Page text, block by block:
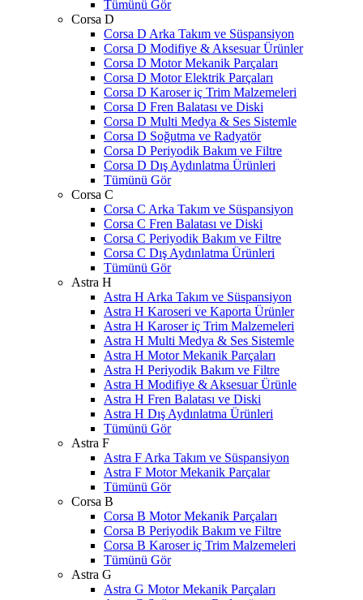
Tümünü Gör
Corsa D
Corsa D Arka Takım ve Süspansiyon
Corsa D Modifiye & Aksesuar Ürünler
Corsa D Motor Mekanik Parçaları
Corsa D Motor Elektrik Parçaları
Corsa D Karoser iç Trim Malzemeleri
Corsa D Fren Balatası ve Diski
Corsa D Multi Medya & Ses Sistemle
Corsa D Soğutma ve Radyatör
Corsa D Periyodik Bakım ve Filtre
Corsa D Dış Aydınlatma Ürünleri
Tümünü Gör
Corsa C
Corsa C Arka Takım ve Süspansiyon
Corsa C Fren Balatası ve Diski
Corsa C Periyodik Bakım ve Filtre
Corsa C Dış Aydınlatma Ürünleri
Tümünü Gör
Astra H
Astra H Arka Takım ve Süspansiyon
Astra H Karoseri ve Kaporta Ürünler
Astra H Karoser iç Trim Malzemeleri
Astra H Multi Medya & Ses Sistemle
Astra H Motor Mekanik Parçaları
Astra H Periyodik Bakım ve Filtre
Astra H Modifiye & Aksesuar Ürünle
Astra H Fren Balatası ve Diski
Astra H Dış Aydınlatma Ürünleri
Tümünü Gör
Astra F
Astra F Arka Takım ve Süspansiyon
Astra F Motor Mekanik Parçalar
Tümünü Gör
Corsa B
Corsa B Motor Mekanik Parçaları
Corsa B Periyodik Bakım ve Filtre
Corsa B Karoser iç Trim Malzemeleri
Tümünü Gör
Astra G
Astra G Motor Mekanik Parçaları